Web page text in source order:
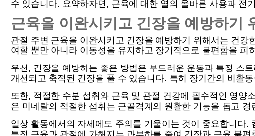
수 있습니다. 요약하자면, 근육에 대한 열의 올바른 사용과 전
근육을 이완시키고 긴장을 예방하기
관절 주변 근육을 이완시키고 긴장을 예방하기 위해서는 건강
여할 뿐만 아니라 이동성을 유지하고 장기적으로 불편함을 피
우선, 긴장을 예방하는 좋은 방법은 부드러운 운동과 특정 스
개선되고 축적된 긴장을 풀 수 있습니다. 특히 장기간의 비활
또한, 적절한 수분 섭취와 근육 및 관절 건강에 필수적인 영양
은 미네랄의 적절한 섭취는 근골격계의 원활한 기능을 돕고 경
일상 활동에서의 자세에도 주의를 기울이는 것이 중요합니다
특정 근육과 관절에 가해지는 과부하를 줄여 긴장과 근육 불편